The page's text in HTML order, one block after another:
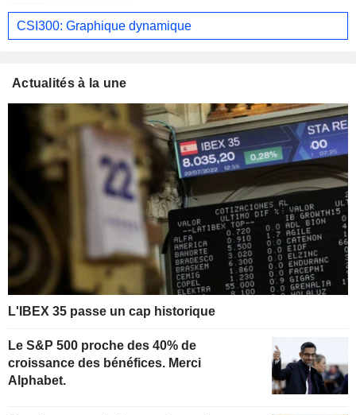
CSI300: Graphique dynamique
Actualités à la une
L'IBEX 35 passe un cap historique
Le S&P 500 proche des 40% de
croissance des bénéfices. Merci
Alphabet.